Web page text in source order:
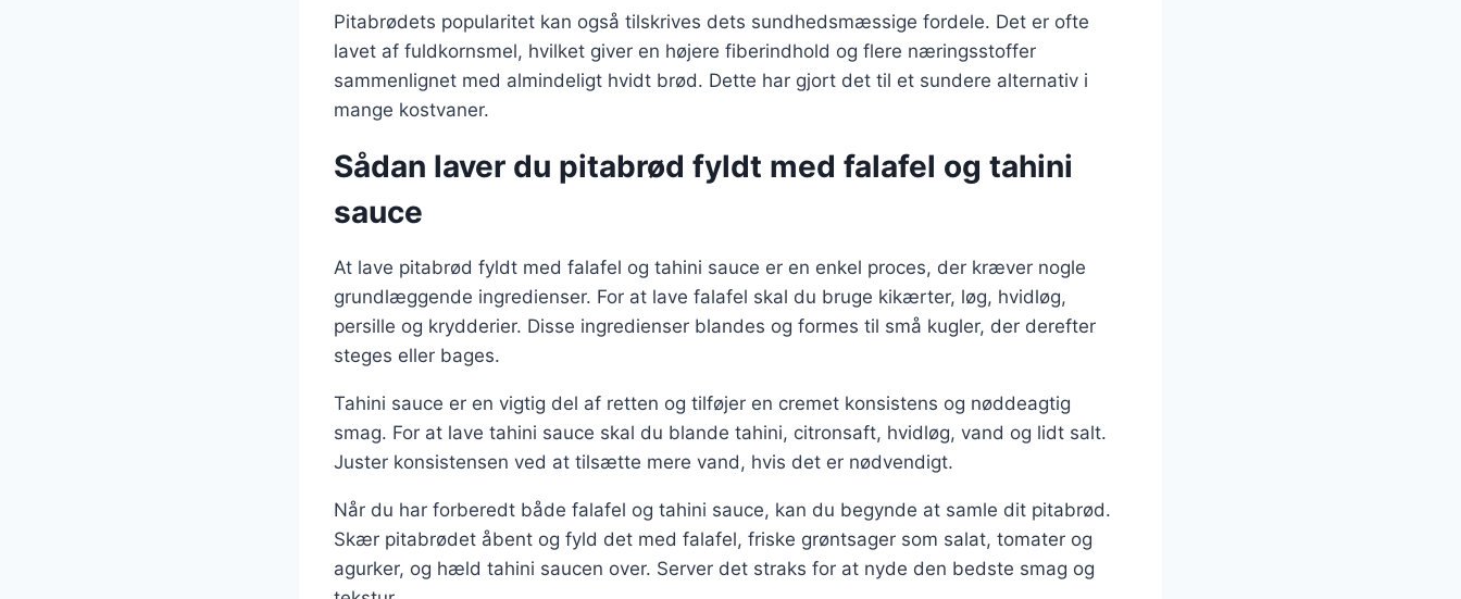
Pitabrødets popularitet kan også tilskrives dets sundhedsmæssige fordele. Det er ofte
lavet af fuldkornsmel, hvilket giver en højere fiberindhold og flere næringsstoffer
sammenlignet med almindeligt hvidt brød. Dette har gjort det til et sundere alternativ i
mange kostvaner.
Sådan laver du pitabrød fyldt med falafel og tahini
sauce
At lave pitabrød fyldt med falafel og tahini sauce er en enkel proces, der kræver nogle
grundlæggende ingredienser. For at lave falafel skal du bruge kikærter, løg, hvidløg,
persille og krydderier. Disse ingredienser blandes og formes til små kugler, der derefter
steges eller bages.
Tahini sauce er en vigtig del af retten og tilføjer en cremet konsistens og nøddeagtig
smag. For at lave tahini sauce skal du blande tahini, citronsaft, hvidløg, vand og lidt salt.
Juster konsistensen ved at tilsætte mere vand, hvis det er nødvendigt.
Når du har forberedt både falafel og tahini sauce, kan du begynde at samle dit pitabrød.
Skær pitabrødet åbent og fyld det med falafel, friske grøntsager som salat, tomater og
agurker, og hæld tahini saucen over. Server det straks for at nyde den bedste smag og